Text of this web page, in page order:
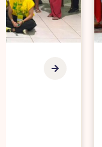
Professora do
curso de Direito